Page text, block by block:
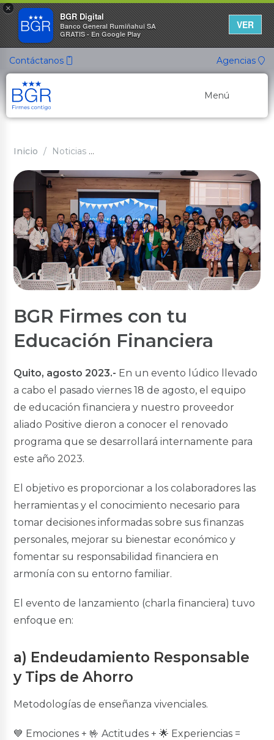
×
BGR Digital
Banco General Rumiñahui SA
GRATIS - En Google Play
VER
Contáctanos Agencias
Menú
Banca Empresarial
Canales de Atención
Cuentas Ahorro
Cuenta ON Nuevo
Cuenta de Ahorros
Cuenta Ahorro Listo
Cuenta Ahorro Propósito
Cuenta Salud Nuevo
Cuentas Corrientes
Cuenta Corriente
Créditos Hipotecarios
VIS y VIP
Tu Casa Civil
Tu Casa Militares
Terreno
Renueva Tu Casa
Inmediato
Consumo
Anticipo de Sueldo en Línea Nuevo
Fuerzas Nuevo
Multidestino Civil
Multidestino Militares
Consolidación de Deudas
Créditos en Línea
Simuladores
Simulador de Crédito
Inicio Noticias
BGR Firmes con tu
Educación Financiera
Quito, agosto 2023.- En un evento lúdico llevado
a cabo el pasado viernes 18 de agosto, el equipo
de educación financiera y nuestro proveedor
aliado Positive dieron a conocer el renovado
programa que se desarrollará internamente para
este año 2023.
El objetivo es proporcionar a los colaboradores las
herramientas y el conocimiento necesario para
tomar decisiones informadas sobre sus finanzas
personales, mejorar su bienestar económico y
fomentar su responsabilidad financiera en
armonía con su entorno familiar.
El evento de lanzamiento (charla financiera) tuvo
enfoque en:
a) Endeudamiento Responsable
y Tips de Ahorro
Metodologías de enseñanza vivenciales.
💙 Emociones + 🤟 Actitudes + 🌟 Experiencias =